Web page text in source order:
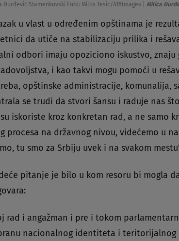
Đurđević Stamenkovski Foto: Milos Tesic/ATAImages Milica
u vlast u određenim opštinama je
da utiče na stabilizaciju prilika i
odbori imaju opoziciono iskustvo, znaju
i kao takvi mogu pomoći u
opštinske administracije, komunalija,
se trudi da stvori šansu i raduje nas
iskoriste kroz konkretan rad, a ne samo
procesa na državnog nivou, videćemo u
tu smo za Srbiju uvek i na svakom
pitanje je bilo u kom resoru bi mogla
rad i angažman i pre i tokom
nacionalnog identiteta i teritorijalnog